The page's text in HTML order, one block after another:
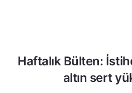
Haftalık Bülten:
altın sert